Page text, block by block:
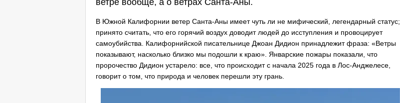
В Южной Калифорнии ветер Санта-Аны имеет чуть ли не мифический, легендарный статус;
принято считать, что его горячий воздух доводит людей до исступления и провоцирует
самоубийства. Калифорнийской писательнице Джоан Дидион принадлежит фраза: «Ветры
показывают, насколько близко мы подошли к краю». Январские пожары показали, что
пророчество Дидион устарело: все, что происходит с начала 2025 года в Лос-Анджелесе,
говорит о том, что природа и человек перешли эту грань.